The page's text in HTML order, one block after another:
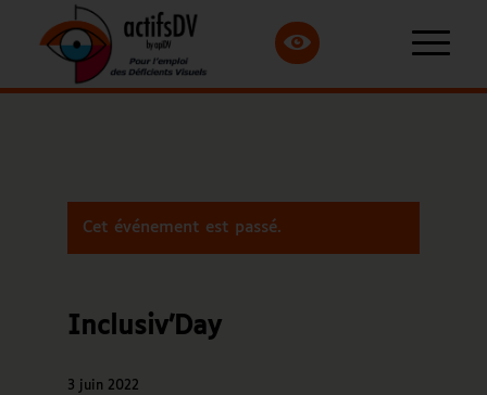
Cet événement est passé.
Inclusiv’Day
3 juin 2022